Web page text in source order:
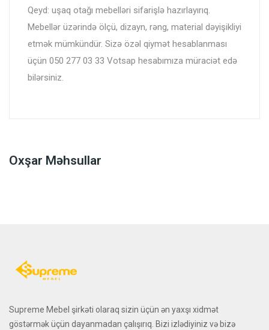
Qeyd: uşaq otağı mebelləri sifarişlə hazırlayırıq.
Mebellər üzərində ölçü, dizayn, rəng, material dəyişikliyi
etmək mümkündür. Sizə özəl qiymət hesablanması
üçün 050 277 03 33 Votsap hesabımıza müraciət edə
bilərsiniz.
Oxşar Məhsullar
Supreme Mebel şirkəti olaraq sizin üçün ən yaxşı xidmət
göstərmək üçün dayanmadan çalışırıq. Bizi izlədiyiniz və bizə